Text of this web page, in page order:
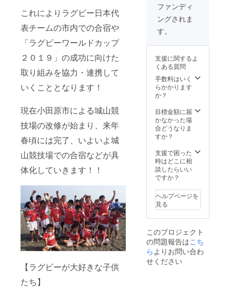
これによりラグビー日本代
表チームの市内での合宿や
「ラグビーワールドカップ
２０１９」の成功に向けた
取り組みを協力・連携して
いくこととなります！
現在小田原市による城山競
技場の改修が始まり、来年
春頃には完了、いよいよ城
山競技場での合宿などが具
体化していきます！！
【ラグビーが大好きな子供
たち】
ファンディ
ングされま
す。
支援に関するよ
くある質問
手数料はいく
らかかります
か？
目標金額に届
かなかった場
合どうなりま
すか？
支援で困った
時はどこに相
談したらいい
ですか？
ヘルプページを
見る
このプロジェクト
の問題報告はこち
ら よりお問い合わ
せください